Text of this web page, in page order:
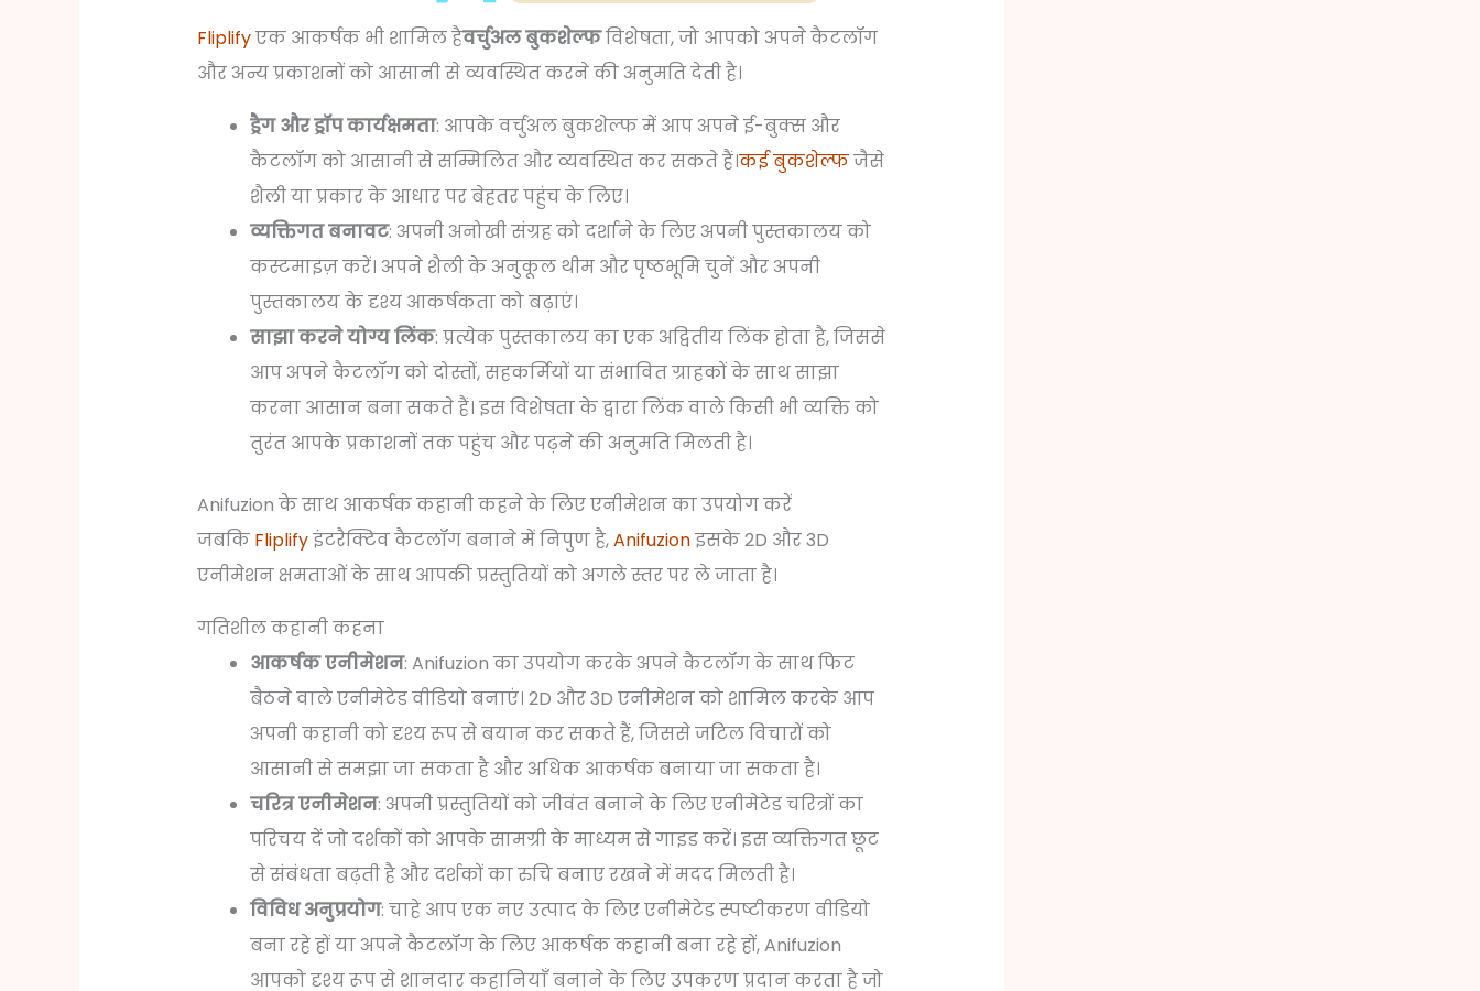
Fliplifyएक आकर्षक भी शामिल हैवर्चुअल बुकशेल्फविशेषता, जो आपको अपने कैटलॉग
और अन्य प्रकाशनों को आसानी से व्यवस्थित करने की अनुमति देती है।
ड्रैग और ड्रॉप कार्यक्षमता: आपके वर्चुअल बुकशेल्फ में आप अपने ई-बुक्स और
कैटलॉग को आसानी से सम्मिलित और व्यवस्थित कर सकते हैं।कई बुकशेल्फजैसे
शैली या प्रकार के आधार पर बेहतर पहुंच के लिए।
व्यक्तिगत बनावट: अपनी अनोखी संग्रह को दर्शाने के लिए अपनी पुस्तकालय को
कस्टमाइज़ करें। अपने शैली के अनुकूल थीम और पृष्ठभूमि चुनें और अपनी
पुस्तकालय के दृश्य आकर्षकता को बढ़ाएं।
साझा करने योग्य लिंक: प्रत्येक पुस्तकालय का एक अद्वितीय लिंक होता है, जिससे
आप अपने कैटलॉग को दोस्तों, सहकर्मियों या संभावित ग्राहकों के साथ साझा
करना आसान बना सकते हैं। इस विशेषता के द्वारा लिंक वाले किसी भी व्यक्ति को
तुरंत आपके प्रकाशनों तक पहुंच और पढ़ने की अनुमति मिलती है।
Anifuzion के साथ आकर्षक कहानी कहने के लिए एनीमेशन का उपयोग करें
जबकि Fliplifyइंटरैक्टिव कैटलॉग बनाने में निपुण है,Anifuzionइसके 2D और 3D
एनीमेशन क्षमताओं के साथ आपकी प्रस्तुतियों को अगले स्तर पर ले जाता है।
गतिशील कहानी कहना
आकर्षक एनीमेशन: Anifuzion का उपयोग करके अपने कैटलॉग के साथ फिट
बैठने वाले एनीमेटेड वीडियो बनाएं। 2D और 3D एनीमेशन को शामिल करके आप
अपनी कहानी को दृश्य रूप से बयान कर सकते हैं, जिससे जटिल विचारों को
आसानी से समझा जा सकता है और अधिक आकर्षक बनाया जा सकता है।
चरित्र एनीमेशन: अपनी प्रस्तुतियों को जीवंत बनाने के लिए एनीमेटेड चरित्रों का
परिचय दें जो दर्शकों को आपके सामग्री के माध्यम से गाइड करें। इस व्यक्तिगत छूट
से संबंधता बढ़ती है और दर्शकों का रुचि बनाए रखने में मदद मिलती है।
विविध अनुप्रयोग: चाहे आप एक नए उत्पाद के लिए एनीमेटेड स्पष्टीकरण वीडियो
बना रहे हों या अपने कैटलॉग के लिए आकर्षक कहानी बना रहे हों, Anifuzion
आपको दृश्य रूप से शानदार कहानियाँ बनाने के लिए उपकरण प्रदान करता है जो